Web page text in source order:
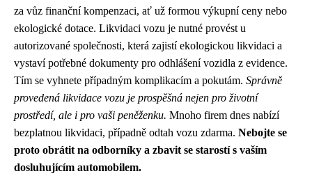
za vůz finanční kompenzaci, ať už formou výkupní ceny nebo
ekologické dotace. Likvidaci vozu je nutné provést u
autorizované společnosti, která zajistí ekologickou likvidaci a
vystaví potřebné dokumenty pro odhlášení vozidla z evidence.
Tím se vyhnete případným komplikacím a pokutám. Správně
provedená likvidace vozu je prospěšná nejen pro životní
prostředí, ale i pro vaši peněženku. Mnoho firem dnes nabízí
bezplatnou likvidaci, případně odtah vozu zdarma. Nebojte se
proto obrátit na odborníky a zbavit se starostí s vaším
dosluhujícím automobilem.